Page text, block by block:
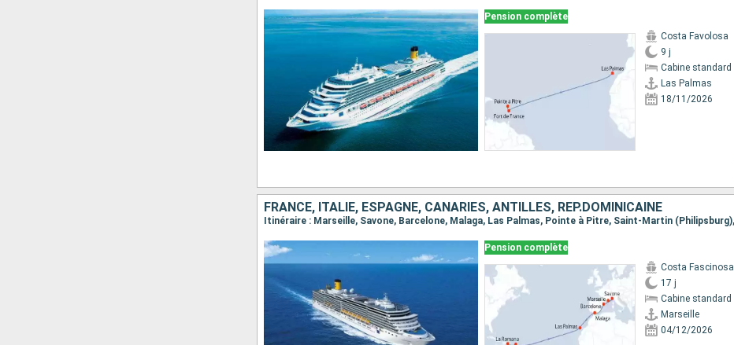
Pension complète
Costa Favolosa
9 j
Cabine standard
Las Palmas
18/11/2026
FRANCE, ITALIE, ESPAGNE, CANARIES, ANTILLES, RÉP.DOMINICAINE
Pension complète
Costa Fascinosa
17 j
Cabine standard
Marseille
04/12/2026